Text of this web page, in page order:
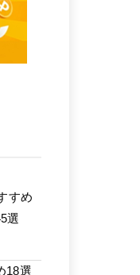
すめ
選
18選